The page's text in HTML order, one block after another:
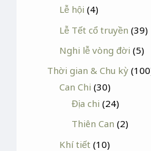
Lễ hội (4)
Lễ Tết cổ truyền (39)
Nghi lễ vòng đời (5)
Thời gian & Chu kỳ
Can Chi (30)
Địa chi (24)
Thiên Can (2)
Khí tiết (10)